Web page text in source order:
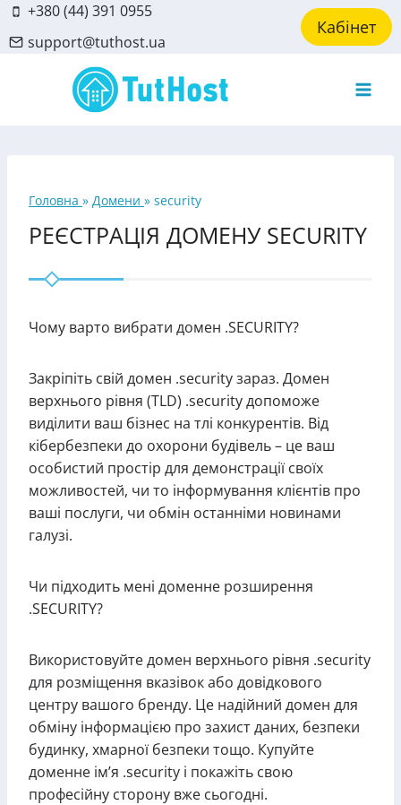
Skip
to
content
+380 (44) 391 0955
support@tuthost.ua
Кабінет
Головна » Домени » security
РЕЄСТРАЦІЯ ДОМЕНУ SECURITY
Чому варто вибрати домен .SECURITY?
Закріпіть свій домен .security зараз. Домен
верхнього рівня (TLD) .security допоможе
виділити ваш бізнес на тлі конкурентів. Від
кібербезпеки до охорони будівель – це ваш
особистий простір для демонстрації своїх
можливостей, чи то інформування клієнтів про
ваші послуги, чи обмін останніми новинами
галузі.
Чи підходить мені доменне розширення
.SECURITY?
Використовуйте домен верхнього рівня .security
для розміщення вказівок або довідкового
центру вашого бренду. Це надійний домен для
обміну інформацією про захист даних, безпеки
будинку, хмарної безпеки тощо. Купуйте
доменне ім’я .security і покажіть свою
професійну сторону вже сьогодні.